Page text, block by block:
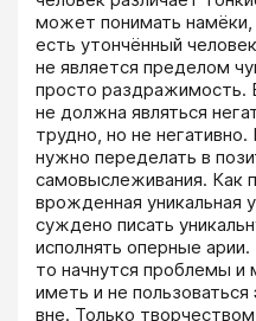
может понимать
есть утончённый
не является пределом
просто раздражимость.
не должна являться
трудно, но не
нужно переделать в
самовыслеживания. Как
врожденная уникальная
суждено писать
исполнять оперные арии.
то начнутся проблемы и
иметь и не
вне. Только